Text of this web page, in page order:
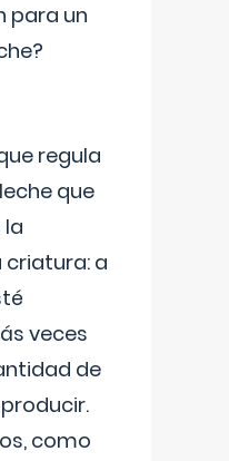
para un
regula
que
a
veces
de
como